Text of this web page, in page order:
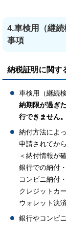
4.車検用（継
事項
納税証明に関す
車検用（継続
納期限が過ぎ
行できません。
納付方法によ
申請されてか
＜納付情報が
銀行での納付
コンビニ納付
クレジットカ
ウォレット決
銀行やコンビ